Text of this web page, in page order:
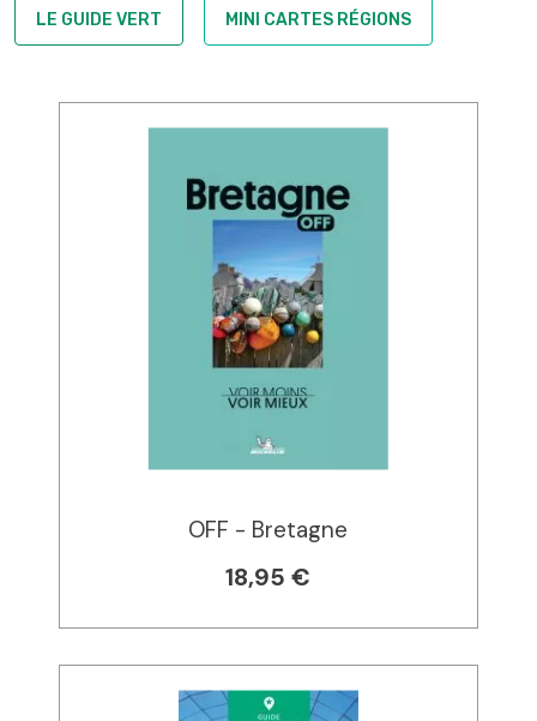
LE GUIDE VERT MINI CARTES RÉGIONS
OFF - Bretagne
18,95 €